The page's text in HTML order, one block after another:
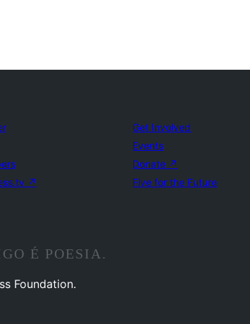
↗
Get Involved
Events
Donate ↗
Five for the Future
É POESIA.
Foundation.